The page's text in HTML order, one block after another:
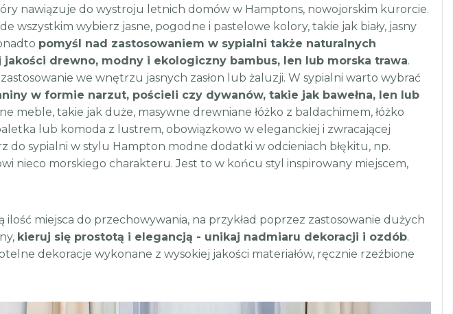
nawiązuje do wystroju letnich domów w Hamptons, nowojorskim kurorcie.
wszystkim wybierz jasne, pogodne i pastelowe kolory, takie jak biały, jasny
pomyśl nad zastosowaniem w sypialni także naturalnych
drewno, modny i ekologiczny bambus, len lub morska trawa.
we wnętrzu jasnych zasłon lub żaluzji. W sypialni warto wybrać
w formie narzut, pościeli czy dywanów, takie jak bawełna, len lub
meble, takie jak duże, masywne drewniane łóżko z baldachimem, łóżko
lub komoda z lustrem, obowiązkowo w eleganckiej i zwracającej
do sypialni w stylu Hampton modne dodatki w odcieniach błękitu, np.
nieco morskiego charakteru. Jest to w końcu styl inspirowany miejscem,
miejsca do przechowywania, na przykład poprzez zastosowanie dużych
kieruj się prostotą i elegancją - unikaj nadmiaru dekoracji i ozdób.
dekoracje wykonane z wysokiej jakości materiałów, ręcznie rzeźbione